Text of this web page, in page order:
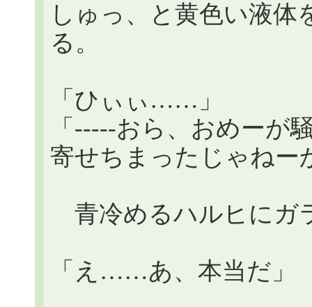
しゅっ、と黄色い液体
る。
「ひぃぃ……」
「-----おら、おめーが
寄せちまったじゃねー
青冷めるハルヒにガ
「え……あ、本当だ」